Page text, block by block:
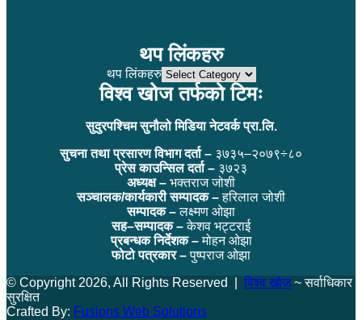
थप लिंकहरु
थप लिंकहरु
विश्व खोज तर्फको टिमः
सुदुरपश्चिम सुनौलो मिडिया नेटवर्क प्रा.लि.
सुचना तथा प्रसारण विभाग दर्ता – ३७३५–२०७९÷८०
प्रेस काउन्सिल दर्ता – ३७२३
अध्यक्ष – भक्तराज जोशी
सञ्चालक/कार्यकारी सम्पादक –हरिलाल जोशी
सम्पादक –लक्ष्मण ओझा
सह–सम्पादक –केशव भट्टराई
प्रबन्धक निर्देशक –मोहन ओझा
फोटो पत्रकार –पुष्पराज ओझा
© Copyright 2026, All Rights Reserved | विश्व खोज~ सर्वाधिकार
सुरक्षित
Crafted By: Fusions Web Solutions